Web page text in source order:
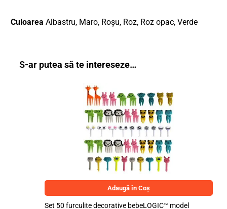
Culoarea Albastru, Maro, Roșu, Roz, Roz opac, Verde
S-ar putea să te intereseze…
Adaugă în Coș
Set 50 furculite decorative bebeLOGIC™ model